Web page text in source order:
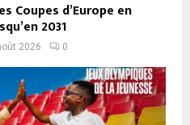
Coupes d’Europe en
2031
2026 0